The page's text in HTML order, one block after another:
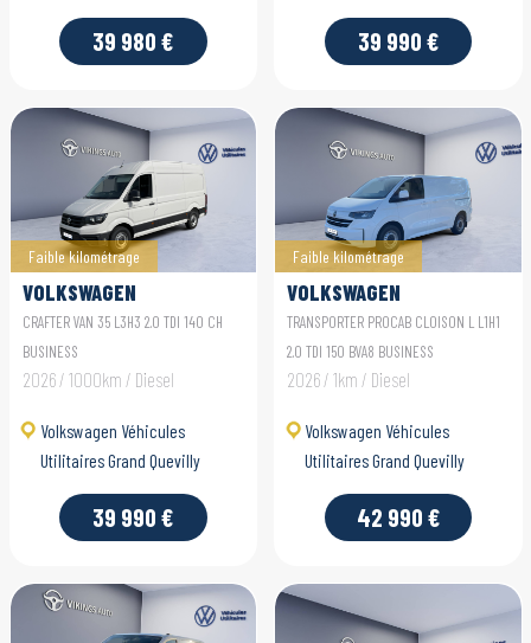
39 980 € 39 990 €
Faible kilométrage
VOLKSWAGEN
UTILITAIRES CRAFTER
VAN
CRAFTER VAN 35 L3H3 2.0 TDI 140 CH
BUSINESS
2026 / 1000km / Diesel
Volkswagen Véhicules
Utilitaires Grand Quevilly
39 990 €
Faible kilométrage
VOLKSWAGEN
UTILITAIRES
TRANSPORTER PROCAB
TRANSPORTER PROCAB CLOISON L L1H1
2.0 TDI 150 BVA8 BUSINESS
2026 / 1km / Diesel
Volkswagen Véhicules
Utilitaires Grand Quevilly
42 990 €